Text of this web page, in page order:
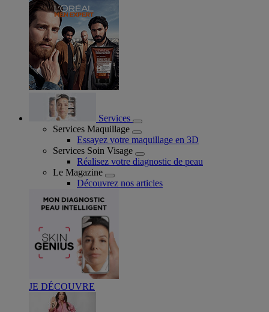
Services
Services Maquillage
Essayez votre maquillage en 3D
Services Soin Visage
Réalisez votre diagnostic de peau
Le Magazine
Découvrez nos articles
JE DÉCOUVRE